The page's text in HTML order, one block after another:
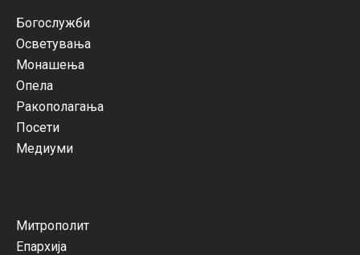
Богослужби
Осветувања
Монашења
Опела
Ракополагања
Посети
Медиуми
Митрополит
Епархија